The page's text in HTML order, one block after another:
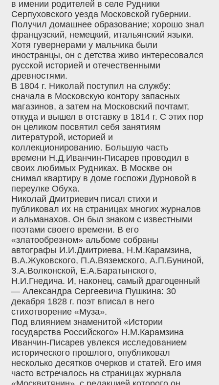
в имении родителей в селе Рудники
Серпуховского уезда Московской губернии.
Получил домашнее образование; хорошо знал
французский, немецкий, итальянский языки.
Хотя гувернерами у мальчика были
иностранцы, он с детства живо интересовался
русской историей и отечественными
древностями.
В 1804 г. Николай поступил на службу:
сначала в Московскую контору запасных
магазинов, а затем на Московский почтамт,
откуда и вышел в отставку в 1814 г. С этих пор
он целиком посвятил себя занятиям
литературой, историей и
коллекционированию. Большую часть
времени Н.Д.Иванчин-Писарев проводил в
своих любимых Рудниках. В Москве он
снимал квартиру в доме госпожи Дурновой в
переулке Обуха.
Николай Дмитриевич писал стихи и
публиковал их на страницах многих журналов
и альманахов. Он был знаком с известными
поэтами своего времени. В его
«златообрезном» альбоме собраны
автографы И.И.Дмитриева, Н.М.Карамзина,
В.А.Жуковского, П.А.Вяземского, А.П.Буниной,
З.А.Волконской, Е.А.Баратынского,
Н.И.Гнедича. И, наконец, самый драгоценный
— Александра Сергеевича Пушкина: 30
декабря 1828 г. поэт вписал в него
стихотворение «Муза».
Под влиянием знаменитой «Истории
государства Российского» Н.М.Карамзина
Иванчин-Писарев увлекся исследованием
исторического прошлого, опубликовал
несколько десятков очерков и статей. Его имя
часто встречалось на страницах журнала